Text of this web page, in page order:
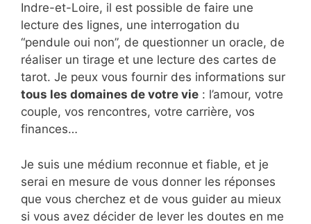
Indre-et-Loire, il est possible de faire une
lecture des lignes, une interrogation du
“pendule oui non”, de questionner un oracle, de
réaliser un tirage et une lecture des cartes de
tarot. Je peux vous fournir des informations sur
tous les domaines de votre vie : l’amour, votre
couple, vos rencontres, votre carrière, vos
finances…
Je suis une médium reconnue et fiable, et je
serai en mesure de vous donner les réponses
que vous cherchez et de vous guider au mieux
si vous avez décider de lever les doutes en me